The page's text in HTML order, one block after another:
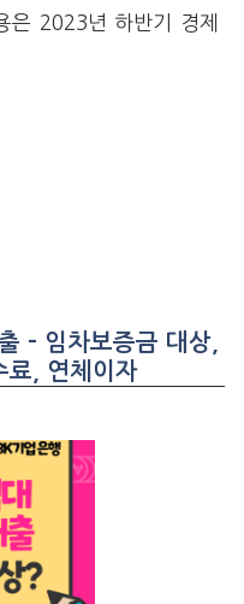
은 2023년 하반기 경제
– 임차보증금 대상,
료, 연체이자